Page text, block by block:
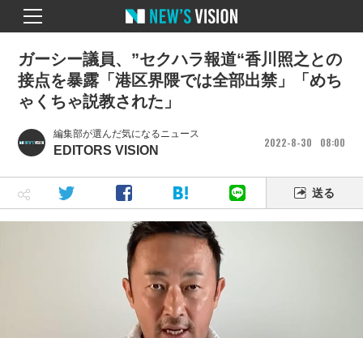
編集部が選んだ気になるニュース
EDITORS VISION
2022 8 30 08 00
ガーシー議員、”セクハラ報道“香川照之との
接点を暴露「港区界隈では全部出禁」「めち
ゃくちゃ説教された」
送る